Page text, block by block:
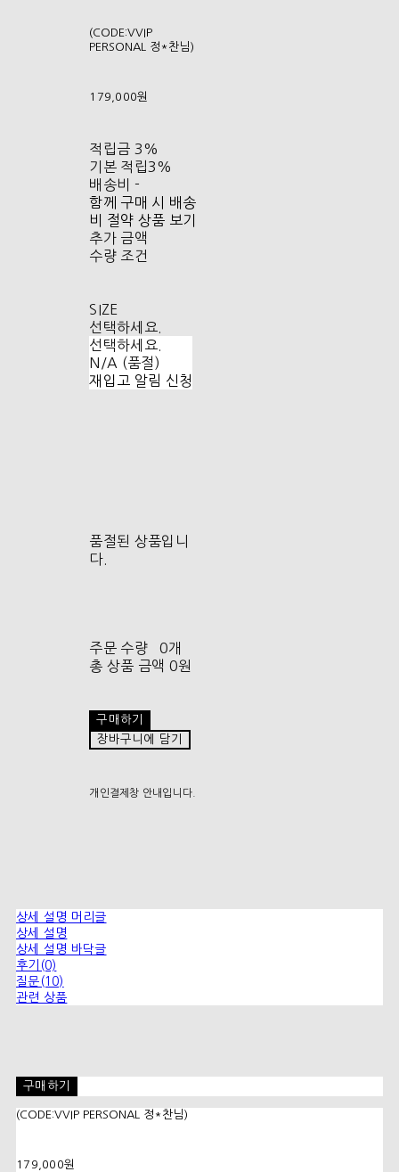
(CODE:VVIP
PERSONAL 정*찬님)
179,000원
적립금 3%
기본 적립3%
배송비 -
함께 구매 시 배송
비 절약 상품 보기
추가 금액
수량 조건
SIZE
선택하세요.
선택하세요.
N/A (품절)
재입고 알림 신청
품절된 상품입니
다.
주문 수량
0개
총 상품 금액 0원
구매하기
장바구니에 담기
개인결제창 안내입니다.
상세 설명 머리글
상세 설명
상세 설명 바닥글
후기(0)
질문(10)
관련 상품
구매하기
(CODE:VVIP PERSONAL 정*찬님)
179,000원